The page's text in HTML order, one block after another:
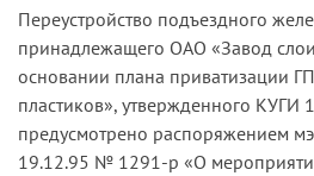
Переустройство подъездного
принадлежащего ОАО «Завод
основании плана приватизации
пластиков», утвержденного КУГИ
предусмотрено распоряжением
19.12.95 № 1291-р «О